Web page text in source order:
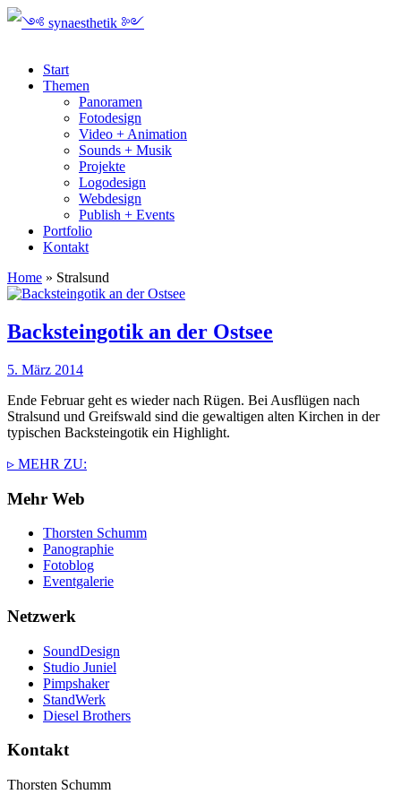
Start
Themen
Panoramen
Fotodesign
Video + Animation
Sounds + Musik
Projekte
Logodesign
Webdesign
Publish + Events
Portfolio
Kontakt
Home » Stralsund
Backsteingotik an der Ostsee
5. März 2014
Ende Februar geht es wieder nach Rügen. Bei Ausflügen nach
Stralsund und Greifswald sind die gewaltigen alten Kirchen in der
typischen Backsteingotik ein Highlight.
▹ MEHR ZU:
Mehr Web
Thorsten Schumm
Panographie
Fotoblog
Eventgalerie
Netzwerk
SoundDesign
Studio Juniel
Pimpshaker
StandWerk
Diesel Brothers
Kontakt
Thorsten Schumm